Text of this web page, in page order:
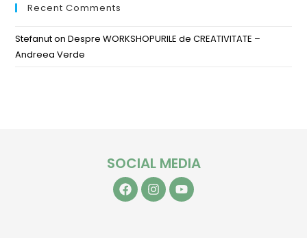
Recent Comments
StefanutonDespre WORKSHOPURILE de CREATIVITATE –
Andreea Verde
SOCIAL MEDIA